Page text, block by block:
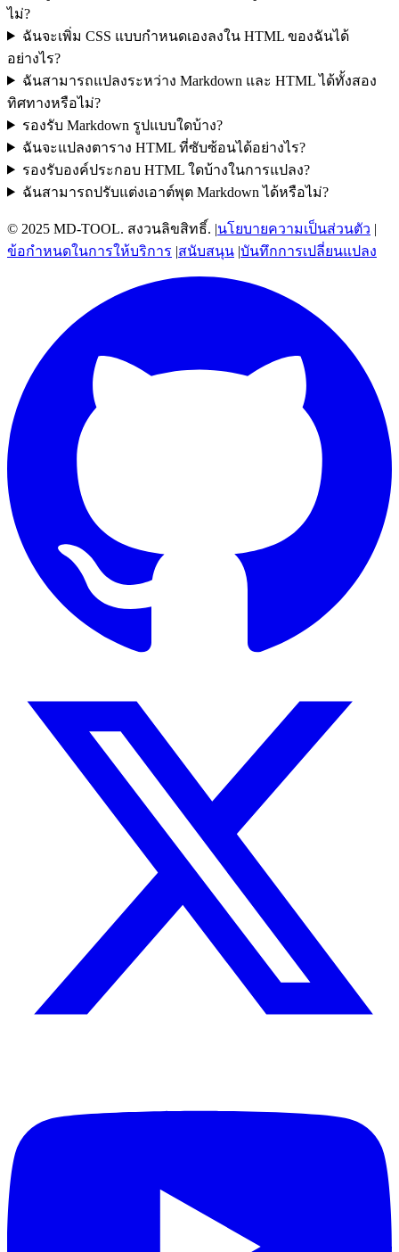
ไม่?
ฉันจะเพิ่ม CSS แบบกำหนดเองลงใน HTML ของฉันได้
อย่างไร?
ฉันสามารถแปลงระหว่าง Markdown และ HTML ได้ทั้งสอง
ทิศทางหรือไม่?
รองรับ Markdown รูปแบบใดบ้าง?
ฉันจะแปลงตาราง HTML ที่ซับซ้อนได้อย่างไร?
รองรับองค์ประกอบ HTML ใดบ้างในการแปลง?
ฉันสามารถปรับแต่งเอาต์พุต Markdown ได้หรือไม่?
© 2025 MD-TOOL. สงวนลิขสิทธิ์. |นโยบายความเป็นส่วนตัว |
ข้อกำหนดในการให้บริการ |สนับสนุน |บันทึกการเปลี่ยนแปลง